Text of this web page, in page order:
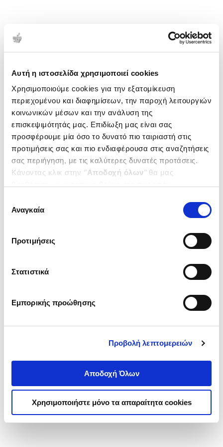
Αυτή η ιστοσελίδα χρησιμοποιεί cookies
Χρησιμοποιούμε cookies για την εξατομίκευση
περιεχομένου και διαφημίσεων, την παροχή λειτουργιών
κοινωνικών μέσων και την ανάλυση της
επισκεψιμότητάς μας. Επιδίωξη μας είναι σας
προσφέρουμε μία όσο το δυνατό πιο ταιριαστή στις
προτιμήσεις σας και πιο ενδιαφέρουσα στις αναζητήσεις
σας περιήγηση, με τις καλύτερες δυνατές προτάσεις.
Κάνοντας κλικ στην ‘’Αποδοχή όλων’’ θα μας
ενδιαφέρουν και να επιλέξετε από τα παρακάτω με την
΄΄και να ενημερωθείτε σχετικά με
συγκατάθεσης
Αναγκαία
Προτιμήσεις
Στατιστικά
Εμπορικής προώθησης
Προβολή λεπτομερειών
Αποδοχή Όλων
Χρησιμοποιήστε μόνο τα απαραίτητα cookies